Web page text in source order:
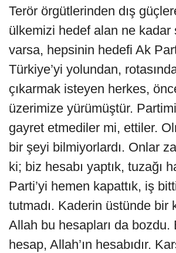
Terör örgütlerinden dış
ülkemizi hedef alan ne kadar
varsa, hepsinin hedefi Ak
Türkiye’yi yolundan,
çıkarmak isteyen herkes,
üzerimize yürümüştür.
gayret etmediler mi, ettiler.
bir şeyi bilmiyorlardı. Onlar
ki; biz hesabı yaptık, tuzağı
Parti’yi hemen kapattık, iş
tutmadı. Kaderin üstünde bir
Allah bu hesapları da bozdu.
hesap, Allah’ın hesabıdır.